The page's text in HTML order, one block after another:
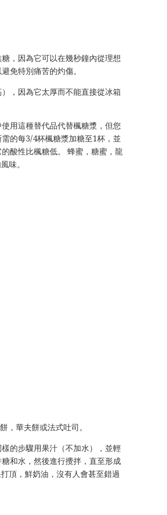
，因為它可以在幾秒鐘內從理想
免特別痛苦的灼傷。
，因為它太厚而不能直接從冰箱
用這種替代品代替楓糖漿，但您
的每3/4杯楓糖漿加糖至1杯，並
酸性比楓糖低。 蜂蜜，糖蜜，龍
味。
，華夫餅或法式吐司。
的步驟用果汁（不加水），並輕
和水，然後進行攪拌，直至形成
頂，鮮奶油，沒有人會甚至錯過